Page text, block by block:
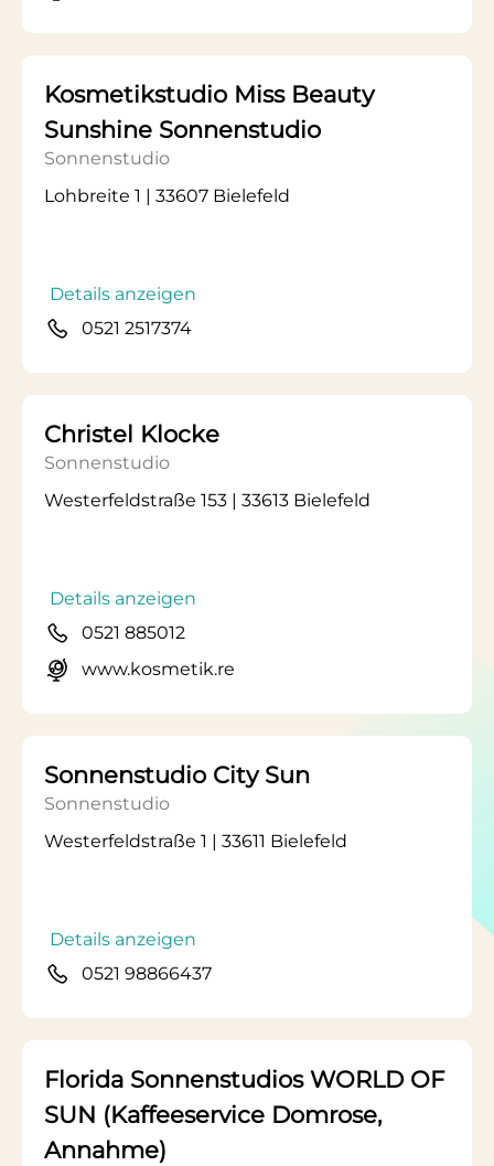
Kosmetikstudio Miss Beauty
Sunshine Sonnenstudio
Sonnenstudio
Lohbreite 1 | 33607 Bielefeld
Details anzeigen
0521 2517374
Christel Klocke
Sonnenstudio
Westerfeldstraße 153 | 33613 Bielefeld
Details anzeigen
0521 885012
www.kosmetik.re
Sonnenstudio City Sun
Sonnenstudio
Westerfeldstraße 1 | 33611 Bielefeld
Details anzeigen
0521 98866437
Florida Sonnenstudios WORLD OF
SUN (Kaffeeservice Domrose,
Annahme)